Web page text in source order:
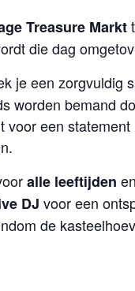
Treasure Markt
die dag
je een zorgvuldig
worden bemand
een
alle leeftijden
DJ voor een
de